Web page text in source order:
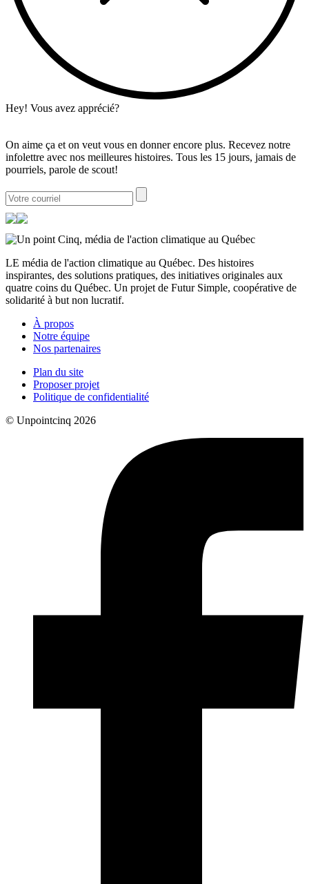
Hey! Vous avez apprécié?
On aime ça et on veut vous en donner encore plus. Recevez notre
infolettre avec nos meilleures histoires. Tous les 15 jours, jamais de
pourriels, parole de scout!
LE média de l'action climatique au Québec. Des histoires
inspirantes, des solutions pratiques, des initiatives originales aux
quatre coins du Québec. Un projet de Futur Simple, coopérative de
solidarité à but non lucratif.
À propos
Notre équipe
Nos partenaires
Plan du site
Proposer projet
Politique de confidentialité
© Unpointcinq 2026